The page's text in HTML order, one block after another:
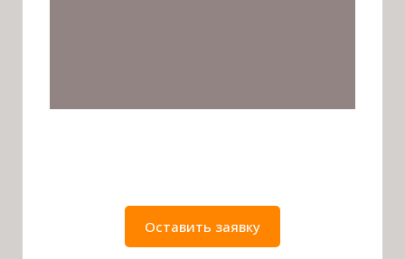
Оставить заявку